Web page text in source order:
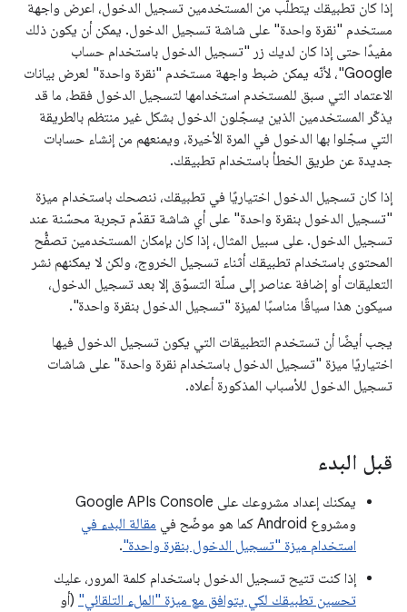
إذا كان تطبيقك يتطلّب من المستخدمين تسجيل الدخول، اعرض واجهة
مستخدم "نقرة واحدة" على شاشة تسجيل الدخول. يمكن أن يكون ذلك
مفيدًا حتى إذا كان لديك زر "تسجيل الدخول باستخدام حساب
Google"، لأنّه يمكن ضبط واجهة مستخدم "نقرة واحدة" لعرض بيانات
الاعتماد التي سبق للمستخدم استخدامها لتسجيل الدخول فقط، ما قد
يذكّر المستخدمين الذين يسجّلون الدخول بشكل غير منتظم بالطريقة
التي سجّلوا بها الدخول في المرة الأخيرة، ويمنعهم من إنشاء حسابات
جديدة عن طريق الخطأ باستخدام تطبيقك.
إذا كان تسجيل الدخول اختياريًا في تطبيقك، ننصحك باستخدام ميزة
"تسجيل الدخول بنقرة واحدة" على أي شاشة تقدّم تجربة محسّنة عند
تسجيل الدخول. على سبيل المثال، إذا كان بإمكان المستخدمين تصفُّح
المحتوى باستخدام تطبيقك أثناء تسجيل الخروج، ولكن لا يمكنهم نشر
التعليقات أو إضافة عناصر إلى سلّة التسوّق إلا بعد تسجيل الدخول،
سيكون هذا سياقًا مناسبًا لميزة "تسجيل الدخول بنقرة واحدة".
يجب أيضًا أن تستخدم التطبيقات التي يكون تسجيل الدخول فيها
اختياريًا ميزة "تسجيل الدخول باستخدام نقرة واحدة" على شاشات
تسجيل الدخول للأسباب المذكورة أعلاه.
قبل البدء
يمكنك إعداد مشروعك على Google APIs Console
ومشروع Android كما هو موضّح في
مقالة البدء في
استخدام ميزة "تسجيل الدخول بنقرة واحدة".
إذا كنت تتيح تسجيل الدخول باستخدام كلمة المرور، عليك
تحسين تطبيقك لكي يتوافق مع ميزة "الملء التلقائي" (أو